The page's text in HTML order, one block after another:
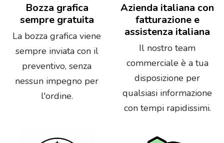
Bozza grafica
sempre gratuita
La bozza grafica viene
sempre inviata con il
preventivo, senza
nessun impegno per
l'ordine.
Azienda italiana con
fatturazione e
assistenza italiana
Il nostro team
commerciale è a tua
disposizione per
qualsiasi informazione
con tempi rapidissimi.